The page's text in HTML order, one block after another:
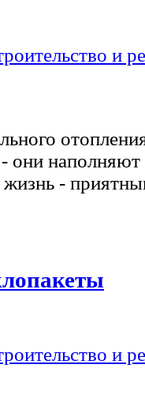
и
они
-
и